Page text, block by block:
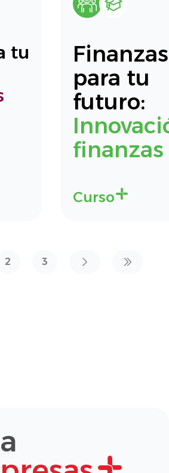
tu
Finanzas
para tu
futuro:
finanzas
Curso
2 3